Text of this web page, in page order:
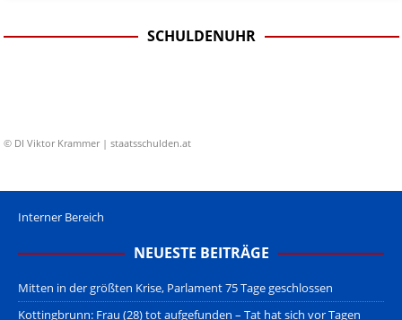
SCHULDENUHR
© DI Viktor Krammer | staatsschulden.at
Interner Bereich
NEUESTE BEITRÄGE
Mitten in der größten Krise, Parlament 75 Tage geschlossen
Kottingbrunn: Frau (28) tot aufgefunden – Tat hat sich vor Tagen